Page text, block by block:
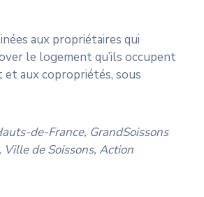
aux propriétaires qui
le logement qu’ils occupent
et aux copropriétés, sous
de-France, GrandSoissons
de Soissons, Action